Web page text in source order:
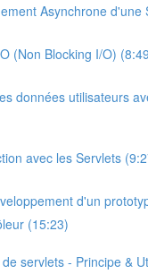
Asynchrone d'une
(Non Blocking I/O)
données utilisateurs
avec les Servlets
d'un
(15:23)
servlets - Principe &